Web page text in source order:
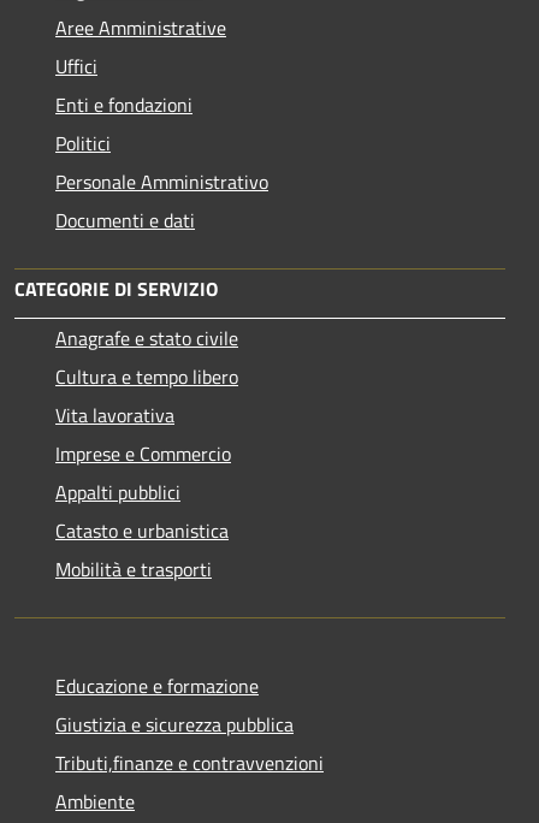
Aree Amministrative
Uffici
Enti e fondazioni
Politici
Personale Amministrativo
Documenti e dati
CATEGORIE DI SERVIZIO
Anagrafe e stato civile
Cultura e tempo libero
Vita lavorativa
Imprese e Commercio
Appalti pubblici
Catasto e urbanistica
Mobilità e trasporti
Educazione e formazione
Giustizia e sicurezza pubblica
Tributi,finanze e contravvenzioni
Ambiente